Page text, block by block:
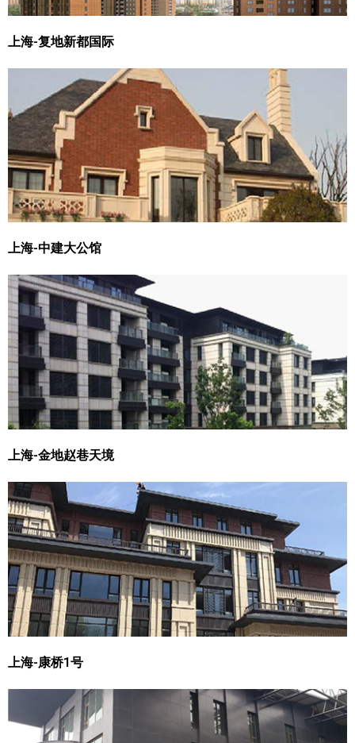
上海-复地新都国际
上海-中建大公馆
上海-金地赵巷天境
上海-康桥1号